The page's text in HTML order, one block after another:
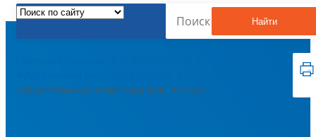
Найти
Общественный совет при ФНС России